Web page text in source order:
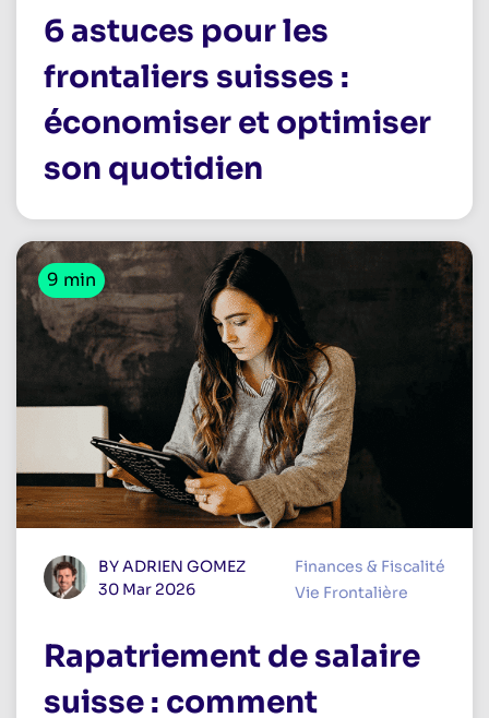
6 astuces pour les
frontaliers suisses :
économiser et optimiser
son quotidien
9 min
BY ADRIEN GOMEZ
30 Mar 2026
Finances & Fiscalité
Vie Frontalière
Rapatriement de salaire
suisse : comment